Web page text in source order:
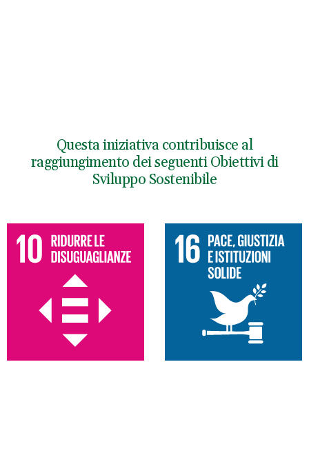
Questa iniziativa contribuisce al
raggiungimento dei seguenti Obiettivi di
Sviluppo Sostenibile